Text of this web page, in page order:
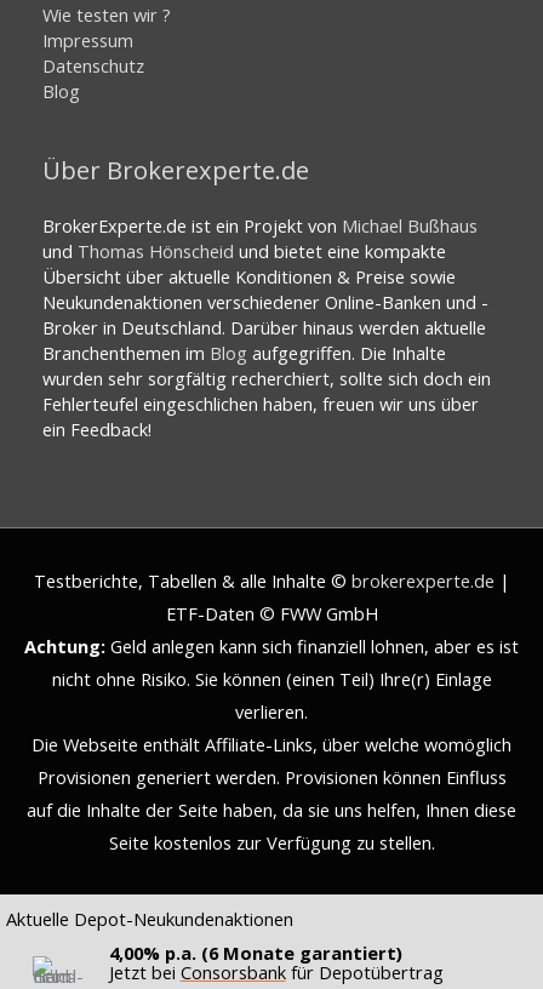
Wie testen wir ?
Impressum
Datenschutz
Blog
Über Brokerexperte.de
BrokerExperte.de ist ein Projekt von Michael Bußhaus
und Thomas Hönscheid und bietet eine kompakte
Übersicht über aktuelle Konditionen & Preise sowie
Neukundenaktionen verschiedener Online-Banken und -
Broker in Deutschland. Darüber hinaus werden aktuelle
Branchenthemen im Blog aufgegriffen. Die Inhalte
wurden sehr sorgfältig recherchiert, sollte sich doch ein
Fehlerteufel eingeschlichen haben, freuen wir uns über
ein Feedback!
Testberichte, Tabellen & alle Inhalte © brokerexperte.de |
ETF-Daten © FWW GmbH
Achtung: Geld anlegen kann sich finanziell lohnen, aber es ist
nicht ohne Risiko. Sie können (einen Teil) Ihre(r) Einlage
verlieren.
Die Webseite enthält Affiliate-Links, über welche womöglich
Provisionen generiert werden. Provisionen können Einfluss
auf die Inhalte der Seite haben, da sie uns helfen, Ihnen diese
Seite kostenlos zur Verfügung zu stellen.
Aktuelle Depot-Neukundenaktionen
4,00% p.a. (6 Monate garantiert)
Jetzt bei Consorsbankfür Depotübertrag